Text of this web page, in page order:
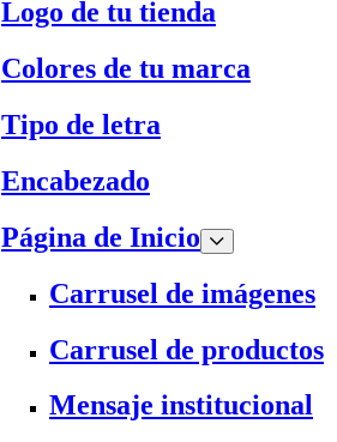
Logo de tu tienda
Colores de tu marca
Tipo de letra
Encabezado
Página de Inicio
Carrusel de imágenes
Carrusel de productos
Mensaje institucional